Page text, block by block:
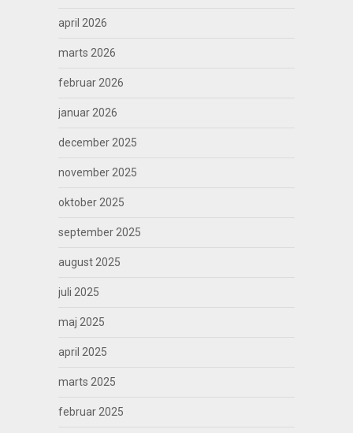
april 2026
marts 2026
februar 2026
januar 2026
december 2025
november 2025
oktober 2025
september 2025
august 2025
juli 2025
maj 2025
april 2025
marts 2025
februar 2025